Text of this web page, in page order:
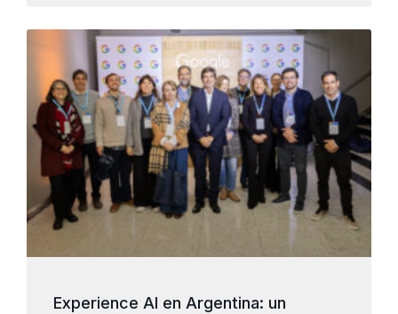
Experience AI en Argentina: un